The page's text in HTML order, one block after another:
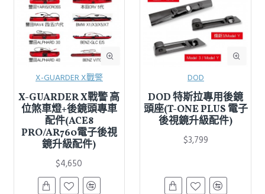
X-GUARDER X戰警
X-GUARDER X戰警 高
位煞車燈+後鏡頭專車
配件(ACE8
PRO/AR760電子後視
鏡升級配件)
$4,650
DOD
DOD 特斯拉專用後鏡
頭座(T-ONE PLUS 電子
後視鏡升級配件)
$3,799